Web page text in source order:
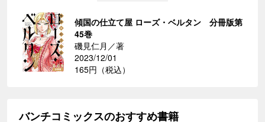
傾国の仕立て屋 ローズ・ベルタン 分冊版第
45巻
磯見仁月／著
2023/12/01
165円（税込）
バンチコミックスのおすすめ書籍